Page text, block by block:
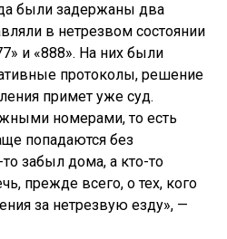
были задержаны два
в нетрезвом состоянии
и «888». На них были
протоколы, решение
примет уже суд.
номерами, то есть
попадаются без
забыл дома, а кто-то
прежде всего, о тех, кого
за нетрезвую езду», —